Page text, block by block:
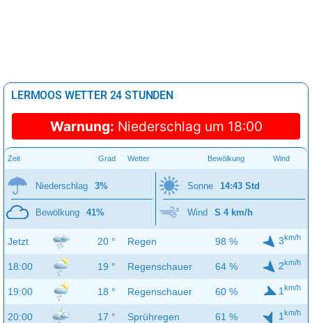
LERMOOS WETTER 24 STUNDEN
Warnung: Niederschlag um 18:00
Zeit Grad Wetter Bewölkung Wind
Niederschlag 3%
Bewölkung 41%
Sonne 14:43 Std
Wind S 4 km/h
Jetzt 20 ° Regen 98 % 3km/h
18:00 19 ° Regenschauer 64 % 2km/h
19:00 18 ° Regenschauer 60 % 1 km/h
20:00 17 ° Sprühregen 61 % 1 km/h